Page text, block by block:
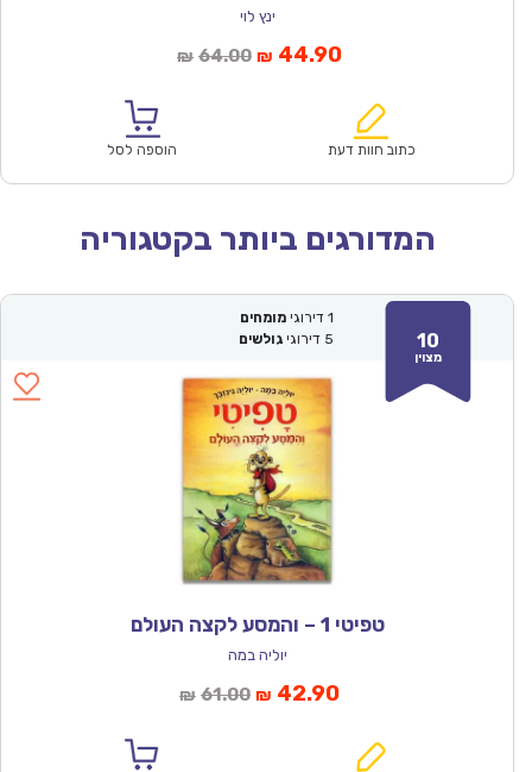
ינץ לוי
₪ 64.00המחיר
₪64.00.
₪ 44.90המחיר
הוא:
כתוב חוות דעת הוספה לסל
המדורגים ביותר בקטגוריה
10
מצוין
1 דירוגי מומחים
5 דירוגי גולשים
טפיטי 1 – והמסע לקצה העולם
יוליה במה
₪ 61.00המחיר
₪ 42.90המחיר
הוא: